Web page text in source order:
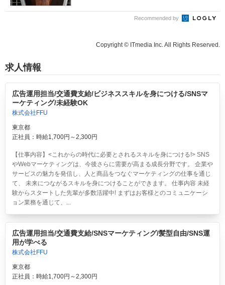
Recommended by
Copyright © ITmedia Inc. All Rights Reserved.
求人情報
広告運用担当/交通費支給/ビジネススキルを身につける/SNSマ
ーケティング/未経験OK
株式会社FFU
東京都
正社員：時給1,700円～2,300円
【仕事内容】<これからの時代に必要とされるスキルを身につける!> SNS
やWebマーケティングは、今後さらに需要が高まる成長分野です。 企業や
サービスの魅力を発信し、人と商品をつなぐマーケティングの仕事を通じ
て、 未来につながるスキルを身につけることができます。 仕事内容 未経
験からスタートした先輩が多数活躍中! まずはお客様とのコミュニケーシ
ョン業務を通じて、...
広告運用担当/交通費支給/SNSマーケティング/髪型自由/SNS運
用が学べる
株式会社FFU
東京都
正社員：時給1,700円～2,300円